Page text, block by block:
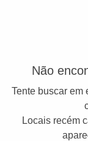
Não
Tente buscar em
Locais recém